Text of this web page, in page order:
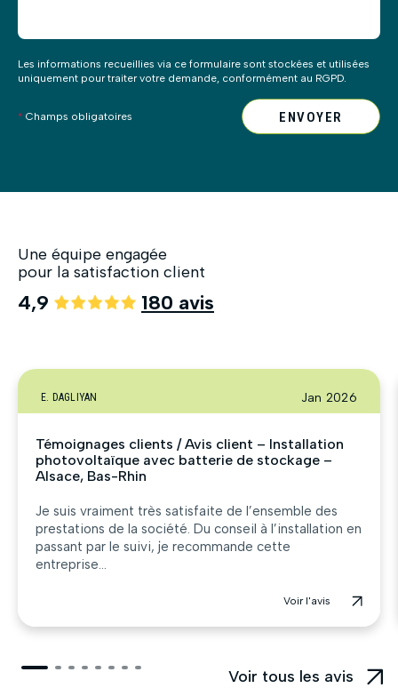
Les informations recueillies via ce formulaire sont stockées et utilisées
uniquement pour traiter votre demande, conformément au RGPD.
* Champs obligatoires ENVOYER
Une équipe engagée
pour la satisfaction client
4,9 180 avis
E. DAGLIYAN Jan 2026
Témoignages clients / Avis client – Installation
photovoltaïque avec batterie de stockage –
Alsace, Bas-Rhin
Je suis vraiment très satisfaite de l’ensemble des
prestations de la société. Du conseil à l’installation en
passant par le suivi, je recommande cette
entreprise...
Voir l'avis
Voir tous les avis